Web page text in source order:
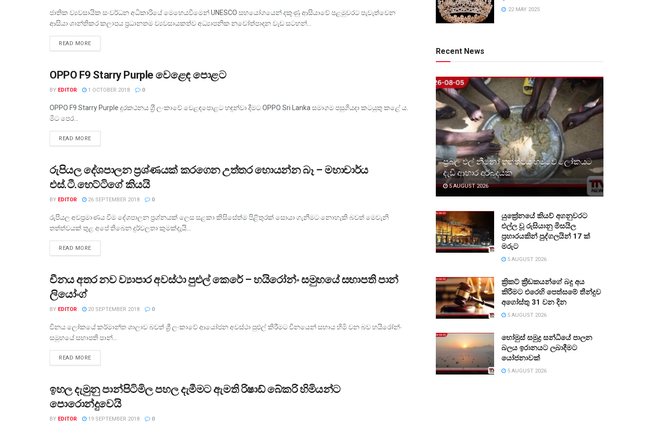
ජාතික ව්‍යවසායික සංවර්ධන අධිකාරියේ මෙහෙයවීමෙන් UNESCO සහයෝගයෙන් දකුණු ආසියාවේ පළමුවරට පැවැත්වෙන
ආසියා ශාන්තිකර කලාපය ප්‍රධානතම ව්‍යවසායකත්ව අධ්‍යාපනික නවෝත්පාදන වැඩ සටහන්...
READ MORE
ව්‍යාපාර
OPPO F9 Starry Purple වෙළෙඳ පොළට
BY EDITOR 1 OCTOBER 2018 0
OPPO F9 Starry Purple දුරකථනය ශ‍්‍රී ලංකාවේ වෙළඳපොළට හඳුන්වා දීමට OPPO Sri Lanka සමාගම පසුගියදා කටයුතු කළේ ය.
මීට පෙර...
READ MORE
ව්‍යාපාර
රුපියල දේශපාලන ප්‍රශ්ණයක් කරගෙන උත්තර හොයන්න බෑ – මහාචාර්ය
එස්.ටී.හෙට්ටිගේ කියයි
BY EDITOR 26 SEPTEMBER 2018 0
රුපියල අවප්‍රමාණය වීම දේශපාලන ප්‍රශ්නයක් ලෙස සළකා කිසිසේත්ම පිළිතුරක් සොයා ගැනීමට නොහැකි බවත් මෙවැනි
තත්ත්වයක් තුළ අපේ තිබෙන දුර්වලතා කුමක්දැයි...
READ MORE
ව්‍යාපාර
චීනය අතර නව ව්‍යාපාර අවස්ථා පුළුල් කෙරේ – හයිරෝන්ං සමුහයේ සභාපති පාන්
ලියෝංග්
BY EDITOR 20 SEPTEMBER 2018 0
චීනය ලෝකයේ කර්මාන්ත ශාලාව බවත් ශ්‍රී ලංකාවේ ආයෝජන අවස්ථා පුළුල් කිරීමට චීනයෙන් සහාය හිමි වන බව හයිරෝන්ං
සමුහයේ සභාපති පාන්...
READ MORE
ව්‍යාපාර
ඉහල දැමුනු පාන්පිටිමිල පහල දැමීමට ඇමති රිෂාඩ් බේකරි හිමියන්ට
පොරොන්දුවෙයි
BY EDITOR 19 SEPTEMBER 2018 0
22 MAY 2025
Recent News
ප්‍රබල එල් නීනෝ තත්ත්වය හමුවේ ලෝකයට
දැඩි ආහාර අර්බුදයක
5 AUGUST 2026
යුක්‍රේනයේ කියව් අගනුවරට
එල්ල වූ රුසියානු මිසයිල
ප්‍රහාරයකින් පුද්ගලයින් 17 ක්
මරුට
5 AUGUST 2026
ක්‍රිකට් ක්‍රීඩකයන්ගේ බදු අය
කිරීමට එරෙහි පෙත්සමේ තීන්දුව
අගෝස්තු 31 වන දින
5 AUGUST 2026
හෝමුස් සමුද්‍ර සන්ධියේ පාලන
බලය ඉරානයට ලබාදීමට
යෝජනාවක්
5 AUGUST 2026